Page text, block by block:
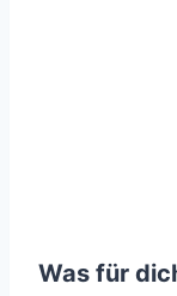
Was für